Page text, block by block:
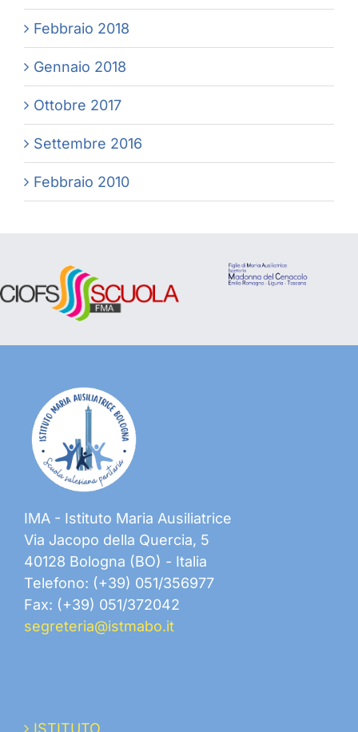
Febbraio 2018
Gennaio 2018
Ottobre 2017
Settembre 2016
Febbraio 2010
IMA - Istituto Maria Ausiliatrice
Via Jacopo della Quercia, 5
40128 Bologna (BO) - Italia
Telefono: (+39) 051/356977
Fax: (+39) 051/372042
segreteria@istmabo.it
ISTITUTO